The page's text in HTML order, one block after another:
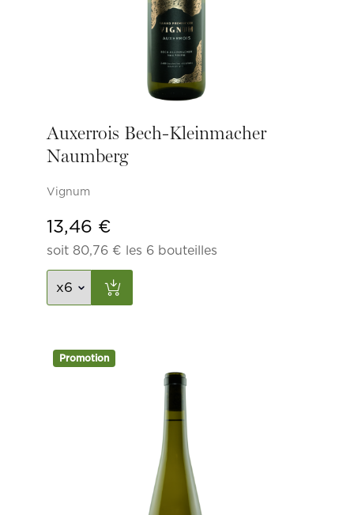
Auxerrois Bech-Kleinmacher
Naumberg
Vignum
13,46 €
soit 80,76 € les 6 bouteilles
Promotion